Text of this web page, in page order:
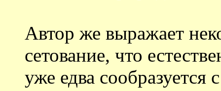
Автор же выражает
сетование, что
уже едва